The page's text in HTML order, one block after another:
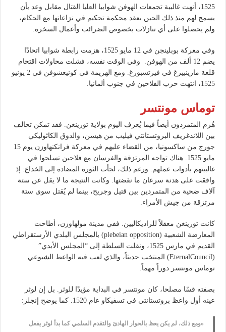
1525، أنهت غالبية تجمعات الهوفن شوابيا العليا القتال مقابل وعد بأن
يسمح لهم منذ ذلك الحين بعقد محكمة تحكيم في نزاعاتها مع الحكام،
ولم يحصلوا على أي تنازلات بخصوص الضرائب وأعمال السخرة.
وفي معركة بوبلينجن في 12 مايو 1525، هزمت رابطة شوابيا اتحادًا
يضم 12 ألف من الهوفن. وفي الوقت نفسه، فشلت محاولات اقتحام
قلعة مارينبيرغ في فيرتسبورغ. ومع الهزيمة في كونيغشوفن في 2 يونيو
1525، انتهت حرب الفلاحين في جنوب ألمانيا.
توماس مونتسر
هُزم المتمردون أيضاً فيما يُعرف اليوم بولاية تورينغن. فقد تمكن تحالف
بين اللاندغريف البروتستانتي فيليب من هيسن، والدوق الكاثوليكي
جورج من ساكسونيا، من القضاء عليهم في معركة فرانكنهاوزن يوم 15
مايو 1525. هناك تواجه المرتزقة والفرسان مع فلاحين تسلحوا في
غالبيتهم بأدوات عملهم. ورغم ذلك، لجأت الثورة المضادة إلى الخداع: إذ
وافقت على هدنة سرعان ما نقضتها. وكانت النتيجة ما لا يقل عن ستة
آلاف ضحية من المتمردين بين قتيل وجريح، بينما لم يُقتل سوى ستة
مرتزقة من جيش الأمراء.
كانت تورينغن معقلاً للراديكاليين. ففي مدينة مولهاوزن، أطاحت
المعارضة الشعبية (plebeian opposition) بالمجلس البلدي الأرستقراطي
القديم في مارس 1525، ونقلت السلطة إلى “المجلس الأبدي”
(EternalCouncil) المنتخب حديثاً، والذي لعب فيه الواعظ الشيوعي
توماس مونتسر دوراً مهماً.
بصفته قسّا مصلحا، كان مونتسر في البداية مؤيدًا للوثر. بل إن لوثر
عينه أول واعظ بروتستانتي في تسفيكاو عام 1520. كما يوضح إنجلز:
«ومع ذلك، لم يكن يعظ بالحوار الهادئ والتقدم السلمي كما بدأ لوثر يفعل